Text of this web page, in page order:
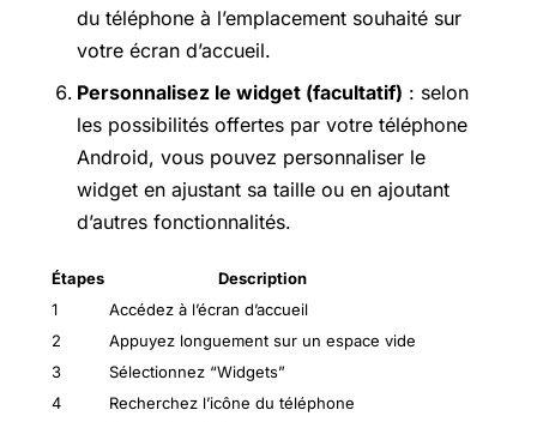
du téléphone à l’emplacement souhaité sur
votre écran d’accueil.
Personnalisez le widget (facultatif) : selon
les possibilités offertes par votre téléphone
Android, vous pouvez personnaliser le
widget en ajustant sa taille ou en ajoutant
d’autres fonctionnalités.
Étapes
Description
1
Accédez à l’écran d’accueil
2
Appuyez longuement sur un espace vide
3
Sélectionnez “Widgets”
4
Recherchez l’icône du téléphone